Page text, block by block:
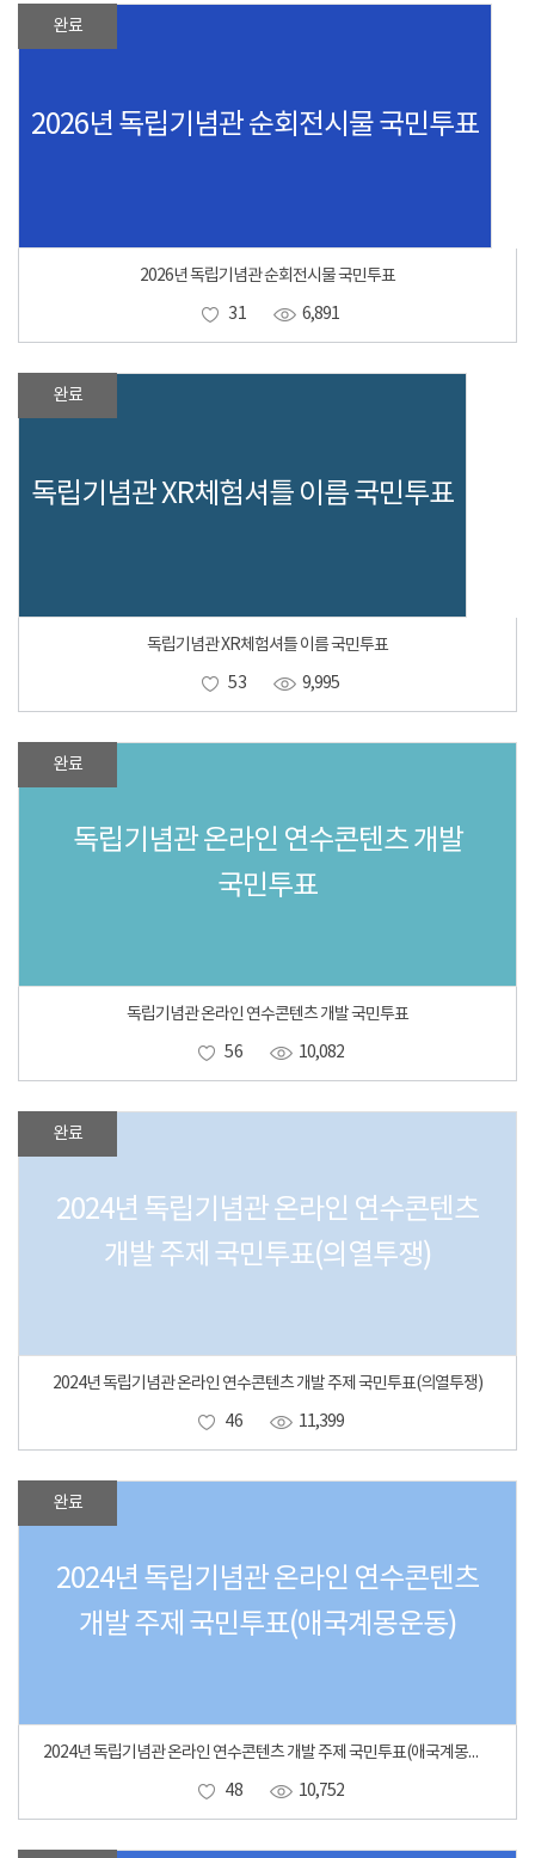
완료
2026년 독립기념관 순회전시물 국민투표
2026년 독립기념관 순회전시물 국민투표
31
6,891
완료
독립기념관 XR체험셔틀 이름 국민투표
독립기념관 XR체험셔틀 이름 국민투표
53
9,995
완료
독립기념관 온라인 연수콘텐츠 개발
국민투표
독립기념관 온라인 연수콘텐츠 개발 국민투표
56
10,082
완료
2024년 독립기념관 온라인 연수콘텐츠
개발 주제 국민투표(의열투쟁)
2024년 독립기념관 온라인 연수콘텐츠 개발 주제 국민투표(의열투쟁)
46
11,399
완료
2024년 독립기념관 온라인 연수콘텐츠
개발 주제 국민투표(애국계몽운동)
2024년 독립기념관 온라인 연수콘텐츠 개발 주제 국민투표(애국계몽운동)
48
10,752